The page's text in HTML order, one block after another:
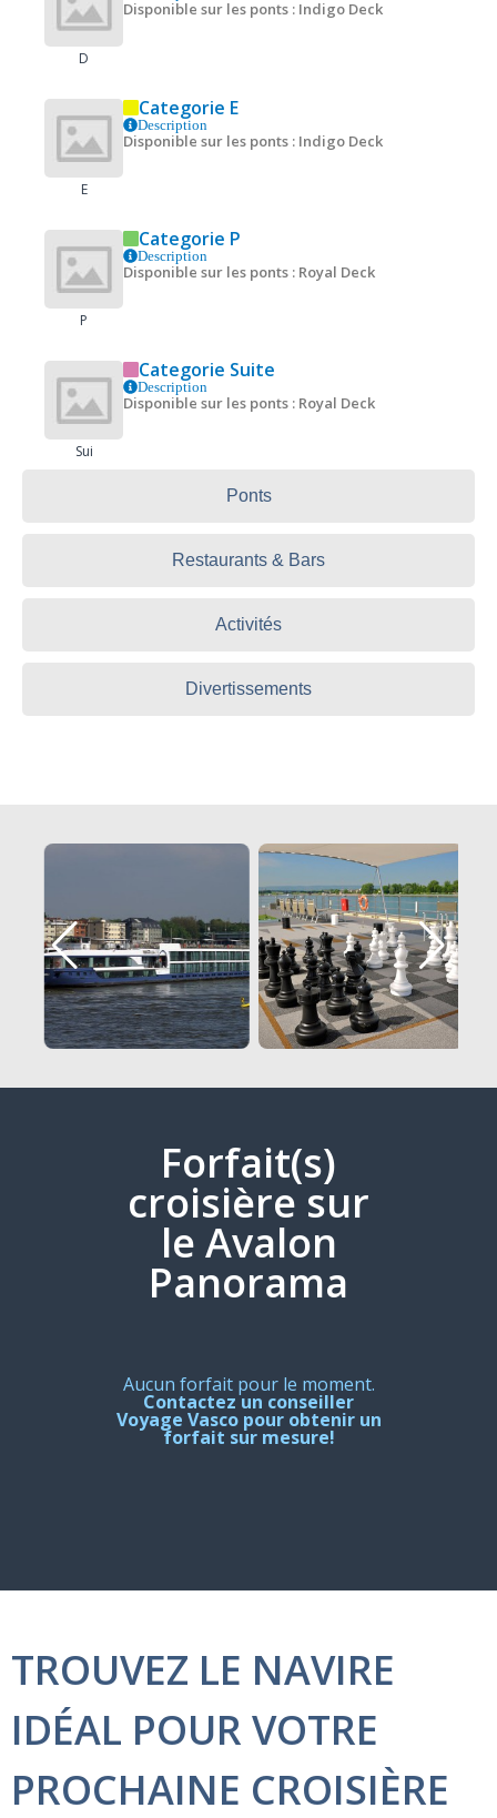
Ponts
Restaurants & Bars
Activités
Divertissements
D
Disponible sur les ponts : Indigo Deck
E
Categorie E
Description
Disponible sur les ponts : Indigo Deck
P
Categorie P
Description
Disponible sur les ponts : Royal Deck
Sui
Categorie Suite
Description
Disponible sur les ponts : Royal Deck
Forfait(s)
croisière sur
le Avalon
Panorama
Aucun forfait pour le moment.
Contactez un conseiller
Voyage Vasco pour obtenir un
forfait sur mesure!
TROUVEZ LE NAVIRE
IDÉAL POUR VOTRE
PROCHAINE CROISIÈRE